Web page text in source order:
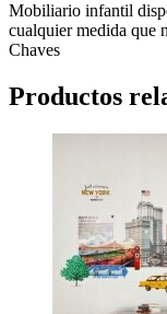
Mobiliario infantil
cualquier medida que
Chaves
Productos